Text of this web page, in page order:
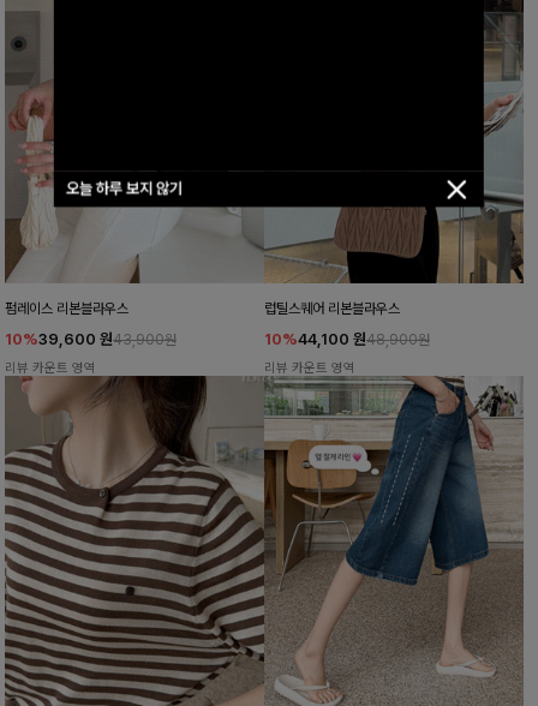
오늘 하루 보지 않기
펌레이스 리본블라우스
10%39,600 원43,900원
리뷰 카운트 영역
럽틸스퀘어 리본블라우스
10%44,100 원48,900원
리뷰 카운트 영역